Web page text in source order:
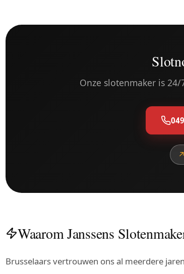
Onze slotenmaker is
↗
Waarom Janssens
Brusselaars vertrouwen ons al meerdere